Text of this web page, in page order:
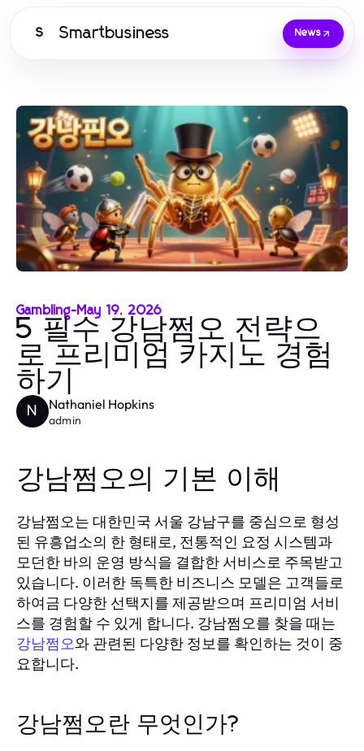
S Smartbusiness News
Gambling-May 19, 2026
5 필수 강남쩜오 전략으
로 프리미엄 카지노 경험
하기
N Nathaniel Hopkins
admin
강남쩜오의 기본 이해
강남쩜오는 대한민국 서울 강남구를 중심으로 형성
된 유흥업소의 한 형태로, 전통적인 요정 시스템과
모던한 바의 운영 방식을 결합한 서비스로 주목받고
있습니다. 이러한 독특한 비즈니스 모델은 고객들로
하여금 다양한 선택지를 제공받으며 프리미엄 서비
스를 경험할 수 있게 합니다. 강남쩜오를 찾을 때는
강남쩜오와 관련된 다양한 정보를 확인하는 것이 중
요합니다.
강남쩜오란 무엇인가?